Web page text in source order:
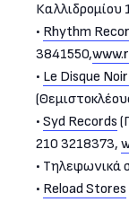
• Rhythm
3841550,
• Le Disque
• Syd Records
210 3218373,
• Τηλεφωνικά
• Reload Stores